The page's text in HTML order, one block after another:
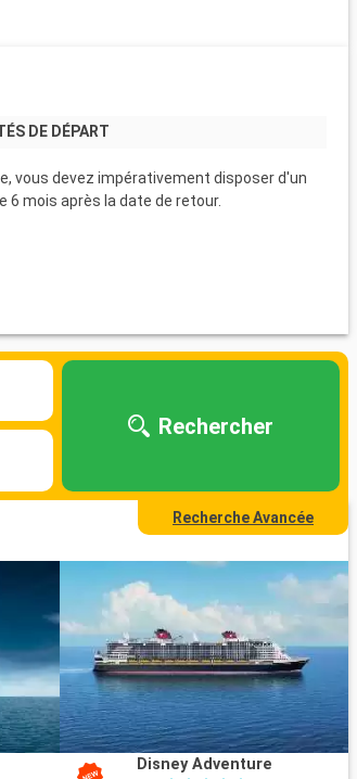
DE DÉPART
vous devez impérativement disposer d'un
6 mois après la date de retour.
Rechercher
Recherche Avancée
Disney Adventure